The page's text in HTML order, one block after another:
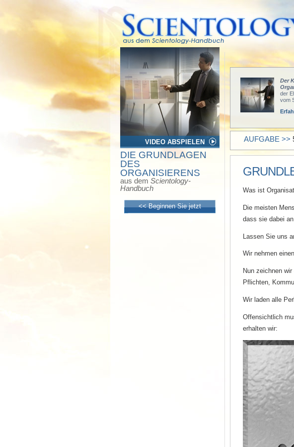
VIDEO ABSPIELEN
DIE GRUNDLAGEN
DES
ORGANISIERENS
aus dem Scientology-
Handbuch
<< Beginnen Sie jetzt
Der
der
vom
AUFGABE >>
Was ist
Die meisten
dass sie dabei
Lassen Sie uns
Wir nehmen
Nun zeichnen
Pflichten,
Wir laden alle
Offensichtlich
erhalten wir: